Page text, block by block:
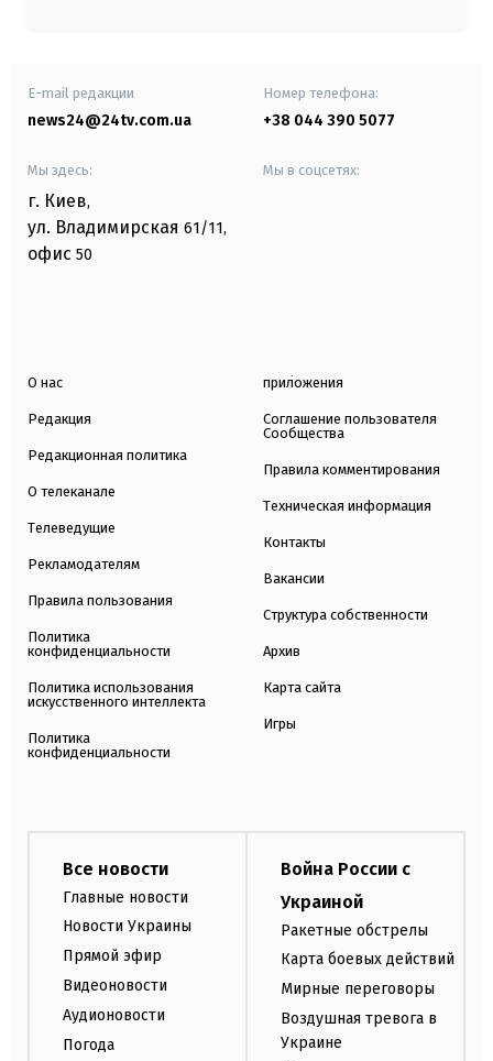
E-mail редакции
news24@24tv.com.ua
Номер телефона:
+38 044 390 5077
Мы здесь:
г. Киев,
ул. Владимирская 61/11,
офис 50
Мы в соцсетях:
О нас
Редакция
Редакционная политика
О телеканале
Телеведущие
Рекламодателям
Правила пользования
Политика
конфиденциальности
Политика использования
искусственного интеллекта
Политика
конфиденциальности
приложения
Соглашение пользователя
Сообщества
Правила комментирования
Техническая информация
Контакты
Вакансии
Структура собственности
Архив
Карта сайта
Игры
Все новости
Главные новости
Новости Украины
Прямой эфир
Видеоновости
Аудионовости
Погода
Война России с
Украиной
Ракетные обстрелы
Карта боевых действий
Мирные переговоры
Воздушная тревога в
Украине